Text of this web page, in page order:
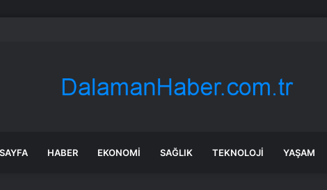
Yaya Geçidine Çarptı, 3 Yaralı
HABER EKONOMI SAĞLIK TEKNOLOJI YAŞAM